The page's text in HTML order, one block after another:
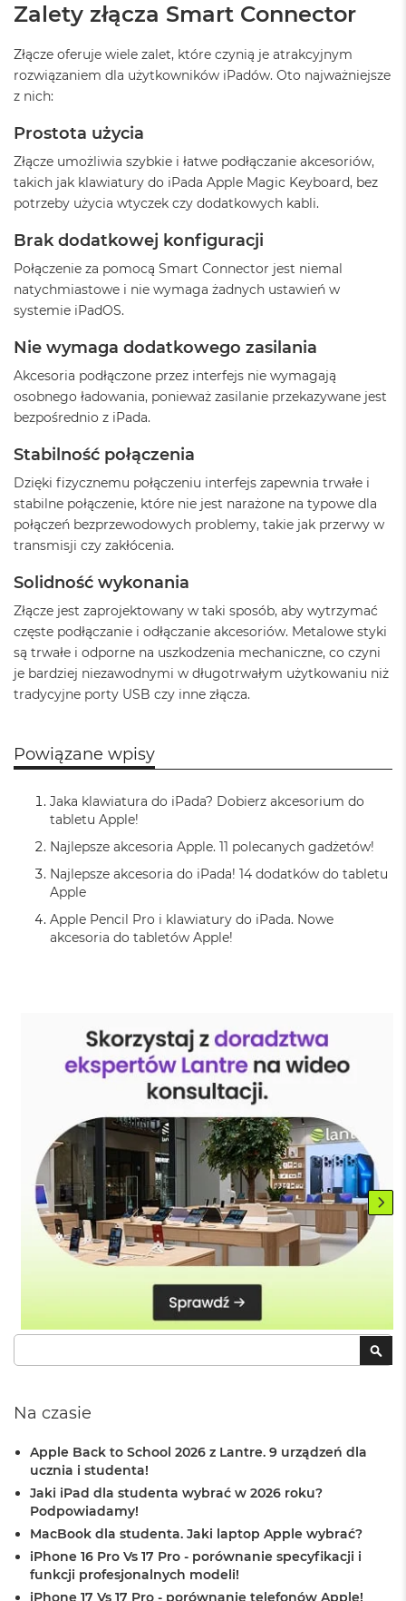
a
c
k
e
o
I
d
y
g
o
M
c
o
o
k
e
o
S
r
e
b
r
y
W
e
d
ł
u
g
e
n
o
ś
c
d
y
k
u
o
k
o
5
G
B
M
a
k
e
1
G
B
M
a
c
B
o
o
Zalety złącza Smart Connector
Złącze oferuje wiele zalet, które czynią je atrakcyjnym
rozwiązaniem dla użytkowników iPadów. Oto najważniejsze
z nich:
Prostota użycia
Złącze umożliwia szybkie i łatwe podłączanie akcesoriów,
takich jak klawiatury do iPada Apple Magic Keyboard, bez
potrzeby użycia wtyczek czy dodatkowych kabli.
Brak dodatkowej konfiguracji
Połączenie za pomocą Smart Connector jest niemal
natychmiastowe i nie wymaga żadnych ustawień w
systemie iPadOS.
Nie wymaga dodatkowego zasilania
Akcesoria podłączone przez interfejs nie wymagają
osobnego ładowania, ponieważ zasilanie przekazywane jest
bezpośrednio z iPada.
Stabilność połączenia
Dzięki fizycznemu połączeniu interfejs zapewnia trwałe i
stabilne połączenie, które nie jest narażone na typowe dla
połączeń bezprzewodowych problemy, takie jak przerwy w
transmisji czy zakłócenia.
Solidność wykonania
Złącze jest zaprojektowany w taki sposób, aby wytrzymać
częste podłączanie i odłączanie akcesoriów. Metalowe styki
są trwałe i odporne na uszkodzenia mechaniczne, co czyni
je bardziej niezawodnymi w długotrwałym użytkowaniu niż
tradycyjne porty USB czy inne złącza.
Powiązane wpisy
Jaka klawiatura do iPada? Dobierz akcesorium do
tabletu Apple!
Najlepsze akcesoria Apple. 11 polecanych gadżetów!
Najlepsze akcesoria do iPada! 14 dodatków do tabletu
Apple
Apple Pencil Pro i klawiatury do iPada. Nowe
akcesoria do tabletów Apple!
Szukaj
Na czasie
Apple Back to School 2026 z Lantre. 9 urządzeń dla
ucznia i studenta!
Jaki iPad dla studenta wybrać w 2026 roku?
Podpowiadamy!
MacBook dla studenta. Jaki laptop Apple wybrać?
iPhone 16 Pro Vs 17 Pro - porównanie specyfikacji i
funkcji profesjonalnych modeli!
iPhone 17 Vs 17 Pro - porównanie telefonów Apple!